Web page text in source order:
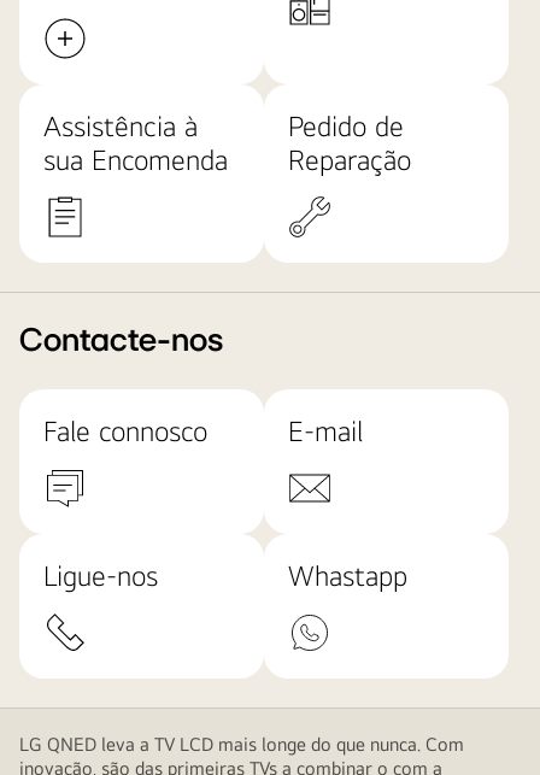
Assistência à
sua Encomenda
Pedido de
Reparação
Contacte-nos
Fale connosco E-mail
Ligue-nos Whastapp
LG QNED leva a TV LCD mais longe do que nunca. Com
inovação, são das primeiras TVs a combinar o com a